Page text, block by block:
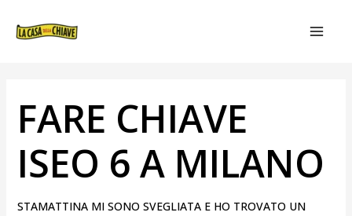
FARE CHIAVE
ISEO 6 A MILANO
STAMATTINA MI SONO SVEGLIATA E HO TROVATO UN
ARTICOLI